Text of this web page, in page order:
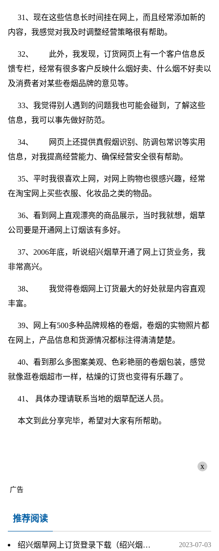
31、现在这些信息长时间挂在网上，而且经常添加新的
内容，我感觉对我及时调整经营策略很有帮助。
32、 此外，我发现，订货网页上有一个客户信息反
馈专栏，经常有很多客户反映什么烟好卖、什么烟不好卖以
及消费者对某些卷烟品牌的意见等。
33、我觉得别人遇到的问题我也可能会碰到，了解这些
信息，我可以事先做好防范。
34、 网页上还提供真假烟识别、防调包常识等实用
信息，对我提高经营能力、确保经营安全很有帮助。
35、平时我很喜欢上网，对网上购物也很感兴趣，经常
在淘宝网上买些衣服、化妆品之类的物品。
36、看到网上直观漂亮的商品展示，当时我就想，烟草
公司要是开通网上订烟该有多好。
37、2006年底，听说绍兴烟草开通了网上订货业务，我
非常高兴。
38、 我觉得卷烟网上订货最大的好处就是内容直观
丰富。
39、网上有500多种品牌规格的卷烟，卷烟的实物照片都
在网上，产品信息和货源情况都标注得清清楚楚。
40、看到那么多图案美观、色彩艳丽的卷烟包装，感觉
就像逛卷烟超市一样，枯燥的订货也变得有乐趣了。
41、 具体办理请联系当地的烟草配送人员。
本文到此分享完毕，希望对大家有所帮助。
x
广告
推荐阅读
绍兴烟草网上订货登录下载（绍兴烟草网网上订货）_速看 2023-07-03